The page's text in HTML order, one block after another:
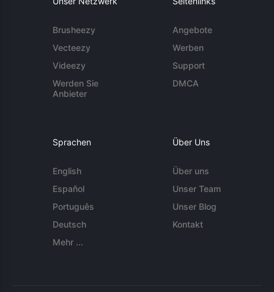
Brusheezy
Vecteezy
Videezy
Werden Sie
Anbieter
Angebote
Werben
Support
DMCA
Sprachen
English
Español
Português
Deutsch
Mehr ...
Über Uns
Über uns
Unser Team
Unser Blog
Kontakt